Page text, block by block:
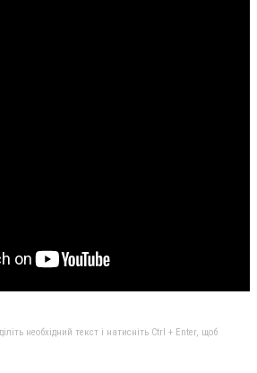
необхідний текст і натисніть Ctrl + Enter, щоб